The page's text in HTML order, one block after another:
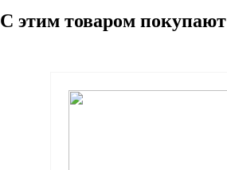
С этим товаром покупают